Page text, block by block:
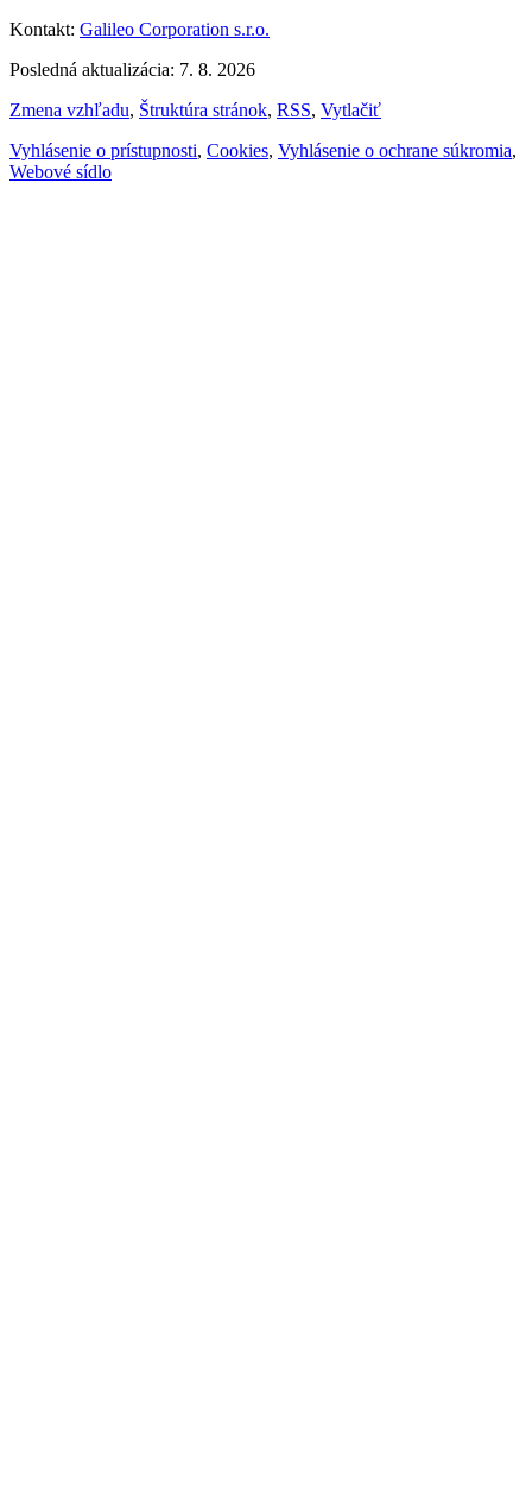
Kontakt: Galileo Corporation s.r.o.
Posledná aktualizácia: 7. 8. 2026
Zmena vzhľadu, Štruktúra stránok, RSS, Vytlačiť
Vyhlásenie o prístupnosti, Cookies, Vyhlásenie o ochrane súkromia,
Webové sídlo